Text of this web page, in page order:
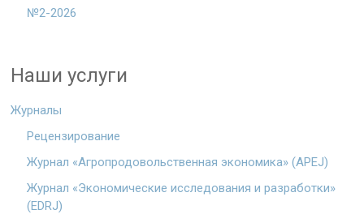
№2-2026
Наши услуги
Журналы
Рецензирование
Журнал «Агропродовольственная экономика» (APEJ)
Журнал «Экономические исследования и разработки»
(EDRJ)